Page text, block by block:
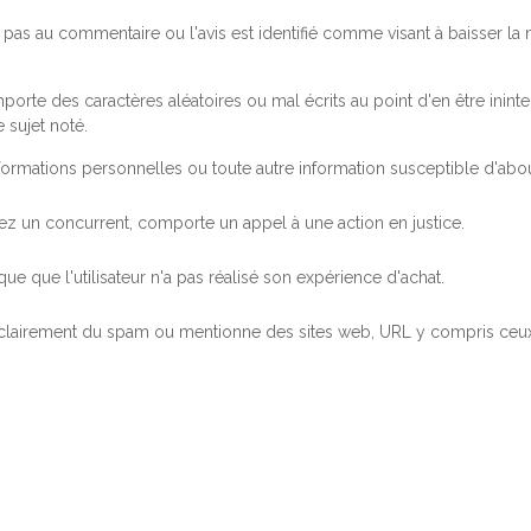
au commentaire ou l'avis est identifié comme visant à baisser
des caractères aléatoires ou mal écrits au point d'en être
sujet noté.
personnelles ou toute autre information susceptible
un concurrent, comporte un appel à une action en justice.
que l'utilisateur n'a pas réalisé son expérience d'achat.
du spam ou mentionne des sites web, URL y compris